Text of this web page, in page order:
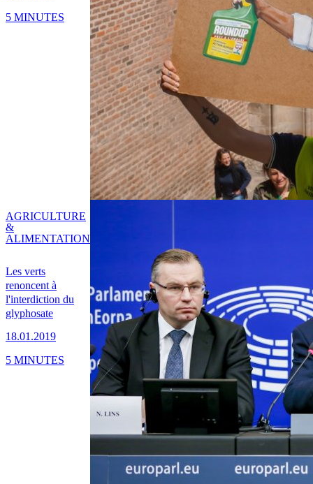
5 MINUTES
Les verts
renoncent à
l'interdiction du
glyphosate
18.01.2019
AGRICULTURE
&
ALIMENTATION
5 MINUTES